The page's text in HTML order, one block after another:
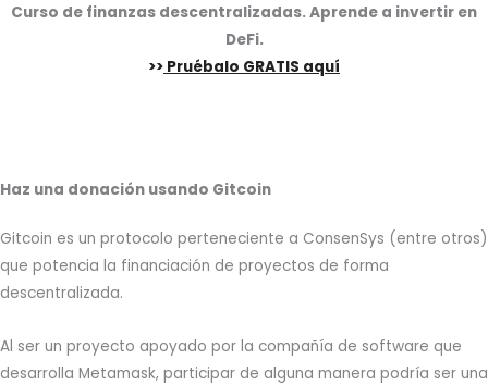
Curso de finanzas descentralizadas. Aprende a invertir en
DeFi.
>> Pruébalo GRATIS aquí
Haz una donación usando Gitcoin
Gitcoin es un protocolo perteneciente a ConsenSys (entre otros)
que potencia la financiación de proyectos de forma
descentralizada.
Al ser un proyecto apoyado por la compañía de software que
desarrolla Metamask, participar de alguna manera podría ser una